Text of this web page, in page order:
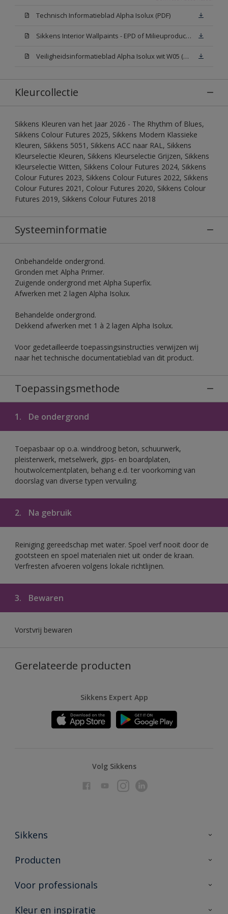
Technisch Informatieblad Alpha Isolux (PDF)
Sikkens Interior Wallpaints - EPD of Milieuproductverklaring
Veiligheidsinformatieblad Alpha Isolux wit W05 (SDS)
Kleurcollectie
Sikkens Kleuren van het Jaar 2026 - The Rhythm of Blues,
Sikkens Colour Futures 2025, Sikkens Modern Klassieke
Kleuren, Sikkens 5051, Sikkens ACC naar RAL, Sikkens
Kleurselectie Kleuren, Sikkens Kleurselectie Grijzen, Sikkens
Kleurselectie Witten, Sikkens Colour Futures 2024, Sikkens
Colour Futures 2023, Sikkens Colour Futures 2022, Sikkens
Colour Futures 2021, Colour Futures 2020, Sikkens Colour
Futures 2019, Sikkens Colour Futures 2018
Systeeminformatie
Onbehandelde ondergrond.
Gronden met Alpha Primer.
Zuigende ondergrond met Alpha Superfix.
Afwerken met 2 lagen Alpha Isolux.
Behandelde ondergrond.
Dekkend afwerken met 1 à 2 lagen Alpha Isolux.
Voor gedetailleerde toepassingsinstructies verwijzen wij
naar het technische documentatieblad van dit product.
Toepassingsmethode
1. De ondergrond
Toepasbaar op o.a. winddroog beton, schuurwerk,
pleisterwerk, metselwerk, gips- en boardplaten,
houtwolcementplaten, behang e.d. ter voorkoming van
doorslag van diverse typen vervuiling.
2. Na gebruik
Reiniging gereedschap met water. Spoel verf nooit door de
gootsteen en spoel materialen niet uit onder de kraan.
Verfresten afvoeren volgens lokale richtlijnen.
3. Bewaren
Vorstvrij bewaren
Gerelateerde producten
Sikkens Expert App
Volg Sikkens
Sikkens
Over Sikkens
Duurzaamheid
Producten
Producten voor binnen
Vind je verkooppunt
Voor professionals
Advies & service
Kleur en inspiratie